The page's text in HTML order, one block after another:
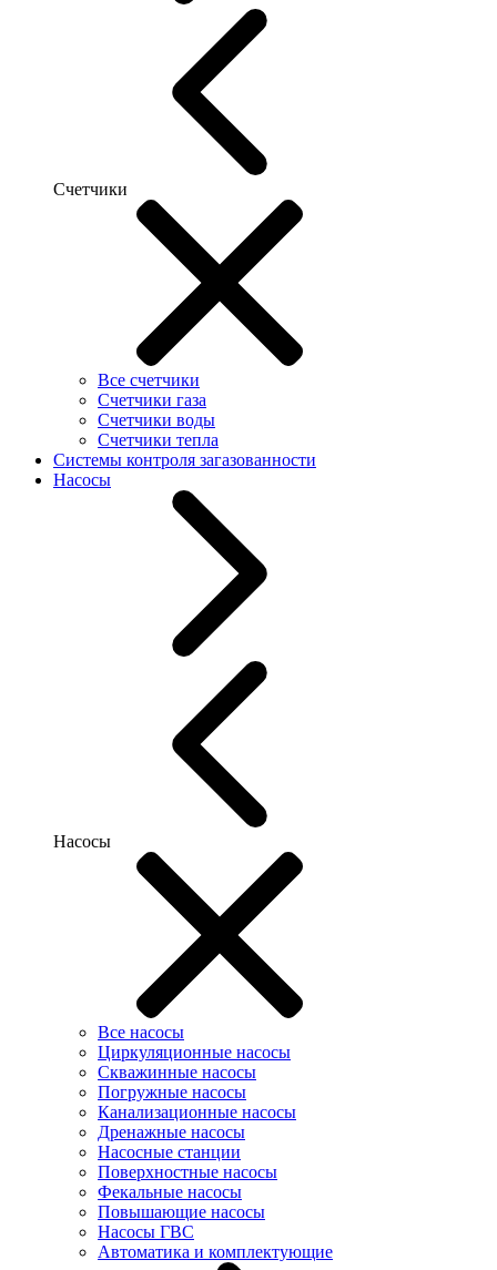
Счетчики
Все счетчики
Счетчики газа
Счетчики воды
Счетчики тепла
Системы контроля загазованности
Насосы
Насосы
Все насосы
Циркуляционные насосы
Скважинные насосы
Погружные насосы
Канализационные насосы
Дренажные насосы
Насосные станции
Поверхностные насосы
Фекальные насосы
Повышающие насосы
Насосы ГВС
Автоматика и комплектующие